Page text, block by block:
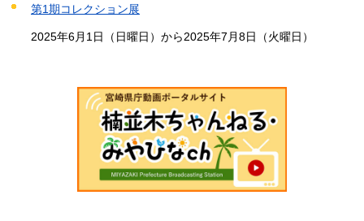
第1期コレクション展
2025年6月1日（日曜日）から2025年7月8日（火曜日）